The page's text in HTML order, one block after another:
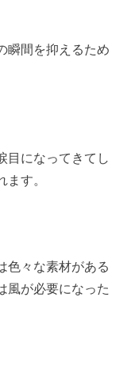
瞬間を抑えるため
目になってきてし
す。
色々な素材がある
風が必要になった